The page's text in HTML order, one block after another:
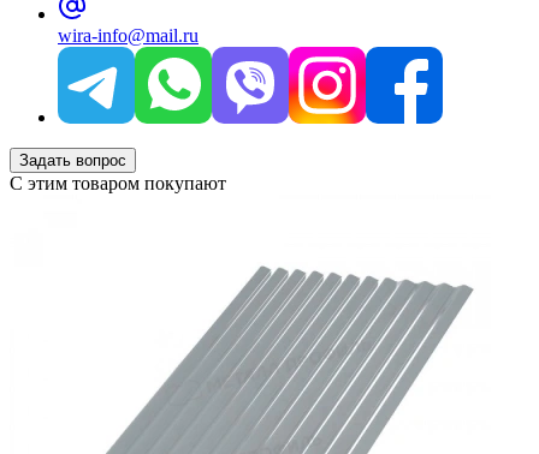
wira-info@mail.ru
Задать вопрос
С этим товаром покупают